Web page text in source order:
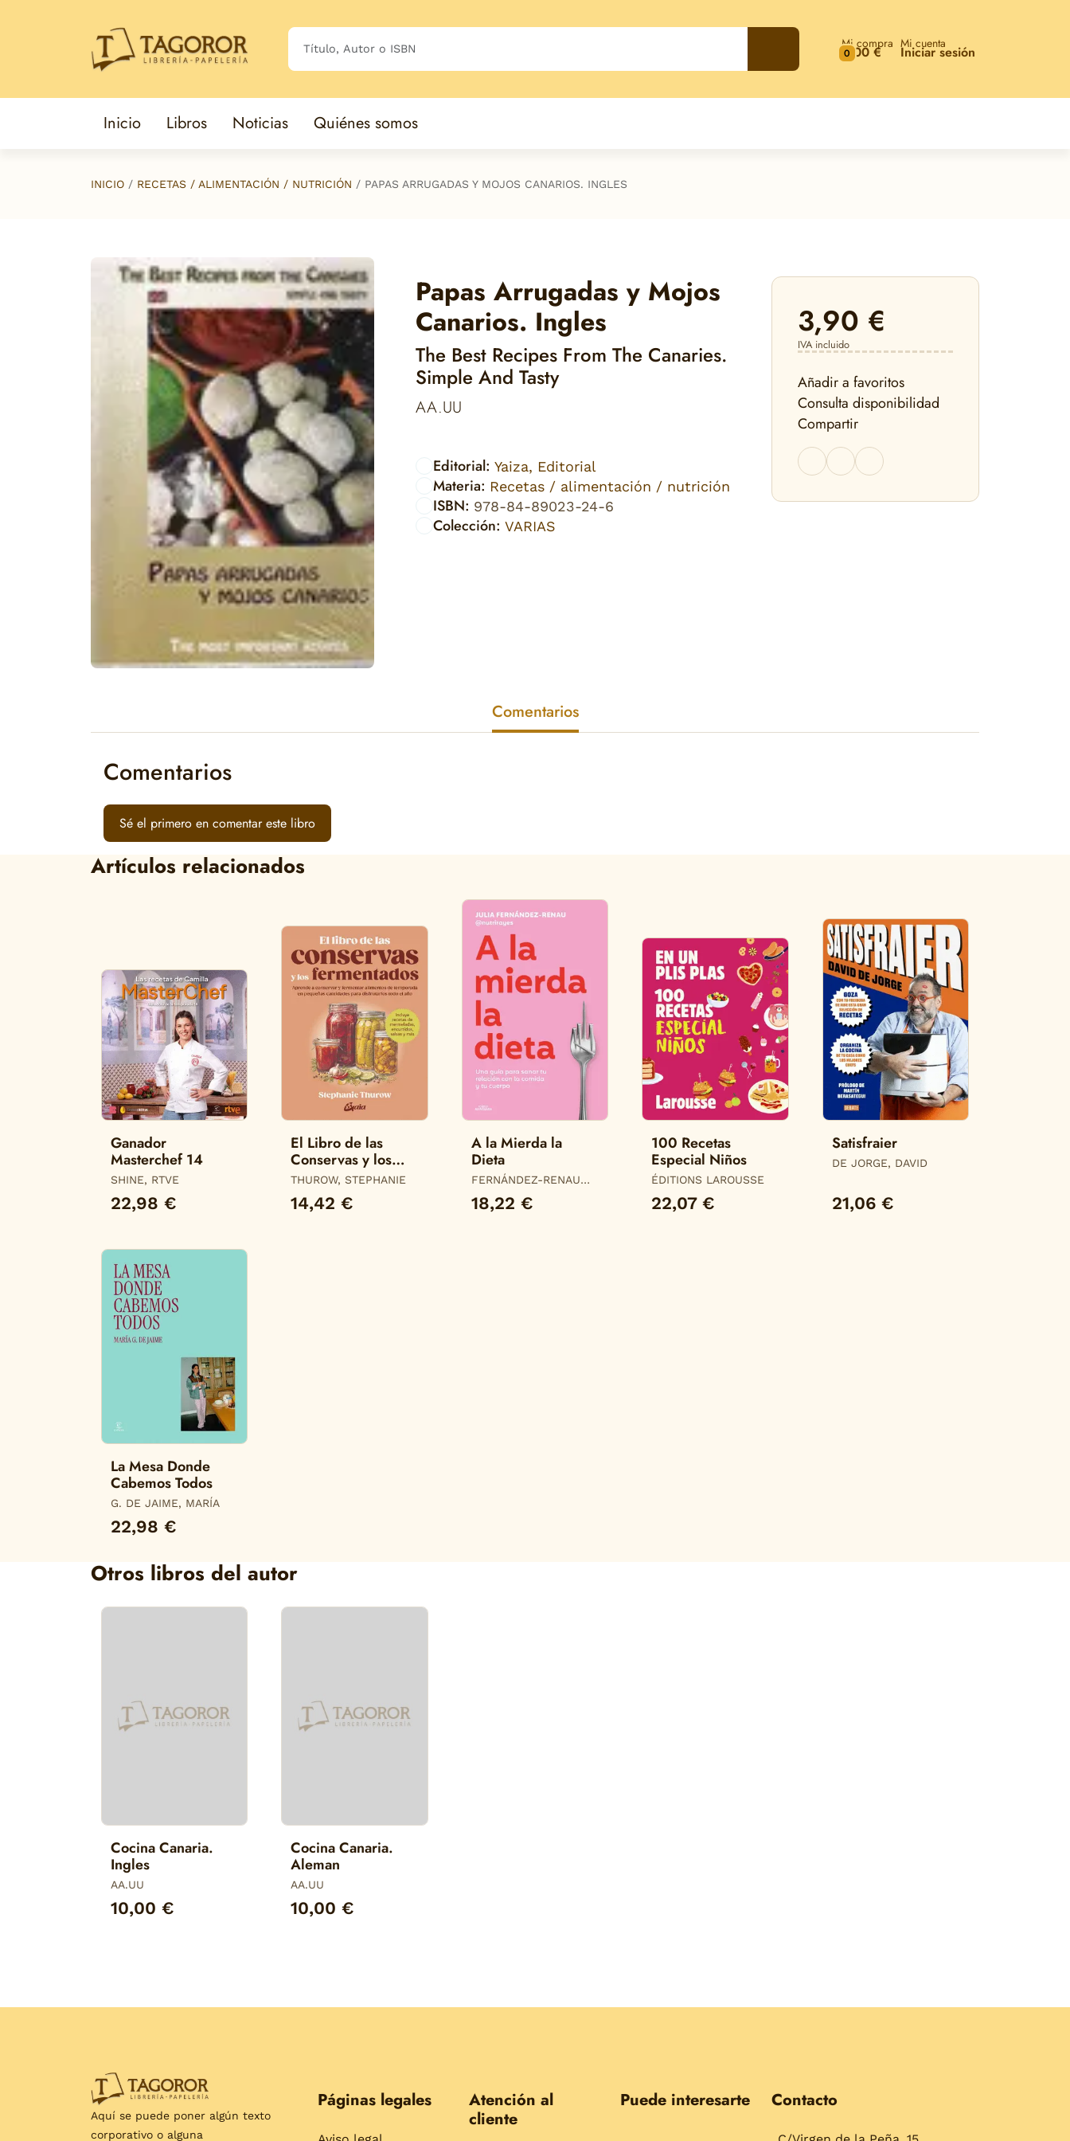
0
Mi compra
0,00 € Mi cuenta
Iniciar sesión
Inicio Libros Noticias Quiénes somos
INICIO RECETAS / ALIMENTACIÓN / NUTRICIÓN PAPAS ARRUGADAS Y MOJOS CANARIOS. INGLES
Papas Arrugadas y Mojos
Canarios. Ingles
The Best Recipes From The Canaries.
Simple And Tasty
AA.UU
Editorial: Yaiza, Editorial
Materia: Recetas / alimentación / nutrición
ISBN: 978-84-89023-24-6
Colección: VARIAS
3,90 €
IVA incluido
Añadir a favoritos
Consulta disponibilidad
Compartir
Comentarios
Comentarios
Sé el primero en comentar este libro
Artículos relacionados
Ganador
Masterchef 14
SHINE, RTVE
22,98 €
El Libro de las
Conservas y los
Fermentados
THUROW, STEPHANIE
14,42 €
A la Mierda la
Dieta
FERNÁNDEZ-RENAU
(@NUTRIRAYES), JULIA
18,22 €
100 Recetas
Especial Niños
ÉDITIONS LAROUSSE
22,07 €
Satisfraier
DE JORGE, DAVID
21,06 €
La Mesa Donde
Cabemos Todos
G. DE JAIME, MARÍA
22,98 €
Otros libros del autor
Cocina Canaria.
Ingles
AA.UU
10,00 €
Cocina Canaria.
Aleman
AA.UU
10,00 €
Aquí se puede poner algún texto
corporativo o alguna
Páginas legales
Atención al
cliente
Puede interesarte Contacto